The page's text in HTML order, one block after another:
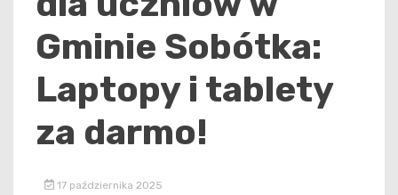
Gminie Sobótka:
Laptopy i tablety
za darmo!
17 października 2025